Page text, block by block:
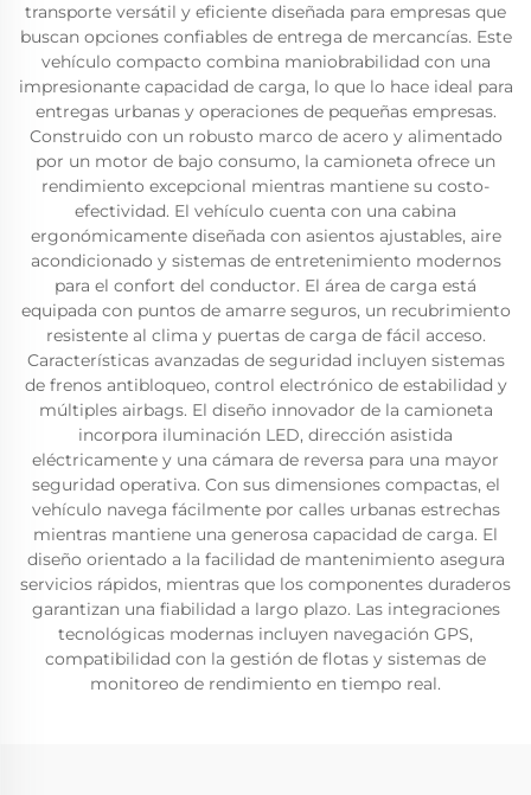
transporte versátil y eficiente diseñada para empresas que
buscan opciones confiables de entrega de mercancías. Este
vehículo compacto combina maniobrabilidad con una
impresionante capacidad de carga, lo que lo hace ideal para
entregas urbanas y operaciones de pequeñas empresas.
Construido con un robusto marco de acero y alimentado
por un motor de bajo consumo, la camioneta ofrece un
rendimiento excepcional mientras mantiene su costo-
efectividad. El vehículo cuenta con una cabina
ergonómicamente diseñada con asientos ajustables, aire
acondicionado y sistemas de entretenimiento modernos
para el confort del conductor. El área de carga está
equipada con puntos de amarre seguros, un recubrimiento
resistente al clima y puertas de carga de fácil acceso.
Características avanzadas de seguridad incluyen sistemas
de frenos antibloqueo, control electrónico de estabilidad y
múltiples airbags. El diseño innovador de la camioneta
incorpora iluminación LED, dirección asistida
eléctricamente y una cámara de reversa para una mayor
seguridad operativa. Con sus dimensiones compactas, el
vehículo navega fácilmente por calles urbanas estrechas
mientras mantiene una generosa capacidad de carga. El
diseño orientado a la facilidad de mantenimiento asegura
servicios rápidos, mientras que los componentes duraderos
garantizan una fiabilidad a largo plazo. Las integraciones
tecnológicas modernas incluyen navegación GPS,
compatibilidad con la gestión de flotas y sistemas de
monitoreo de rendimiento en tiempo real.